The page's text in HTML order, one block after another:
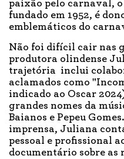
paixão pelo carnaval,
fundado em 1952, é
emblemáticos do
Não foi difícil cair nas
produtora olindense
trajetória inclui
aclamados como
indicado ao Oscar
grandes nomes da
Baianos e Pepeu
imprensa, Juliana
pessoal e profissional
documentário sobre as